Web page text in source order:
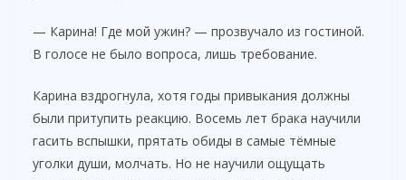
— Карина! Где мой ужин? — прозвучало из гостиной.
В голосе не было вопроса, лишь требование.
Карина вздрогнула, хотя годы привыкания должны
были притупить реакцию. Восемь лет брака научили
гасить вспышки, прятать обиды в самые тёмные
уголки души, молчать. Но не научили ощущать